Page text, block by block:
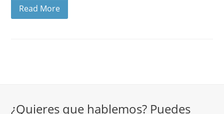
Read More
¿Quieres que hablemos? Puedes